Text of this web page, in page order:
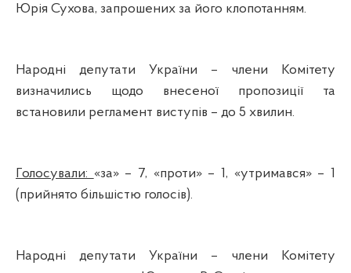
Юрія Сухова, запрошених за його клопотанням.
Народні депутати України – члени Комітету
визначились щодо внесеної пропозиції та
встановили регламент виступів – до 5 хвилин.
Голосували: «за» – 7, «проти» – 1, «утримався» – 1
(прийнято більшістю голосів).
Народні депутати України – члени Комітету